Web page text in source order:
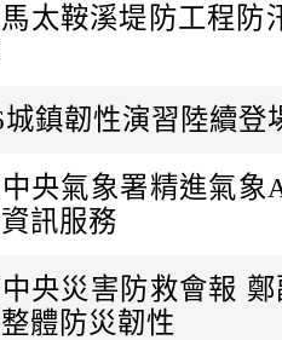
太鞍溪堤防工程防
城鎮韌性演習陸續
央氣象署精進氣
訊服務
央災害防救會報
體防災韌性